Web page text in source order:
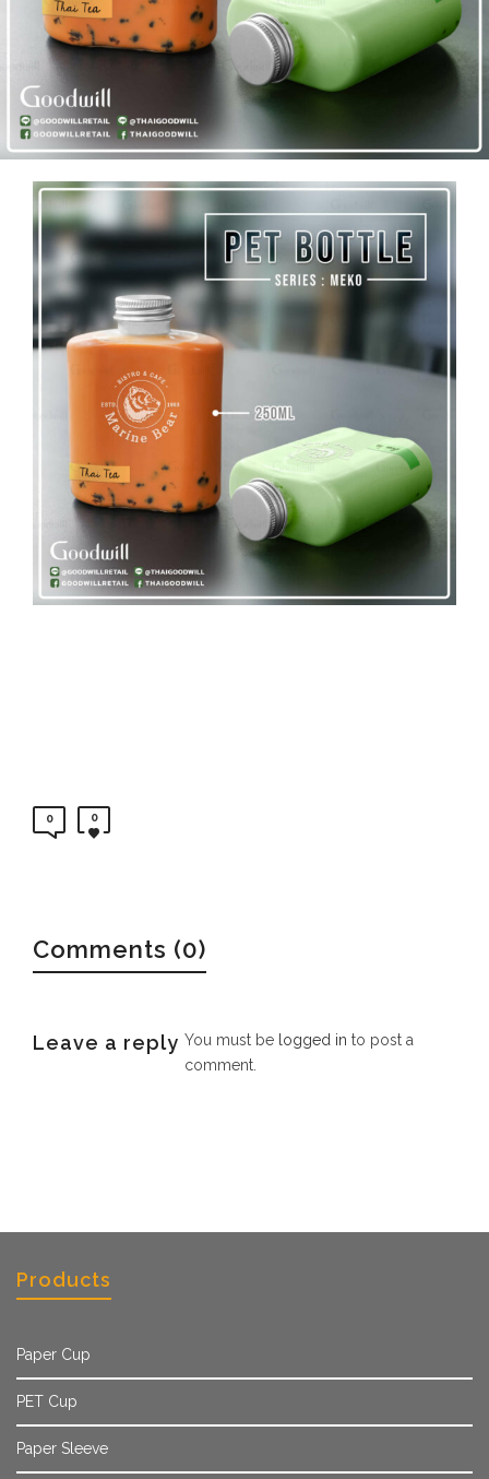
0 0
Comments (0)
Leave a reply You must be logged in to post a
comment.
Products
Paper Cup
PET Cup
Paper Sleeve